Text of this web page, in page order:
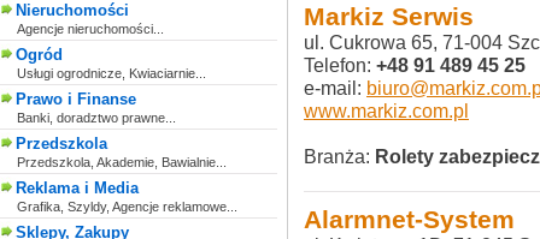
Nieruchomości
Agencje nieruchomości...
Ogród
Usługi ogrodnicze, Kwiaciarnie...
Prawo i Finanse
Banki, doradztwo prawne...
Przedszkola
Przedszkola, Akademie, Bawialnie...
Reklama i Media
Grafika, Szyldy, Agencje reklamowe...
Sklepy, Zakupy
Markiz Serwis
ul. Cukrowa 65, 71-004
Telefon: +48 91 489 45 25
e-mail:
www.markiz.com.pl
Branża: Rolety
Alarmnet-System